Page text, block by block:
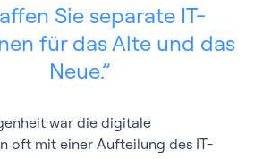
Sie separate IT-
für das Alte und das
Neue.
war die digitale
oft mit einer Aufteilung des IT-